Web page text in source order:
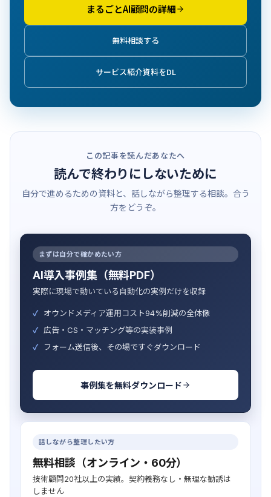
まるごとAI顧問の詳細
無料相談する
サービス紹介資料をDL
この記事を読んだあなたへ
読んで終わりにしないために
自分で進めるための資料と、話しながら整理する相談。合う
方をどうぞ。
まずは自分で確かめたい方
AI導入事例集（無料PDF）
実際に現場で動いている自動化の実例だけを収録
オウンドメディア運用コスト94%削減の全体像
広告・CS・マッチング等の実装事例
フォーム送信後、その場ですぐダウンロード
事例集を無料ダウンロード
話しながら整理したい方
無料相談（オンライン・60分）
技術顧問20社以上の実績。契約義務なし・無理な勧誘は
しません